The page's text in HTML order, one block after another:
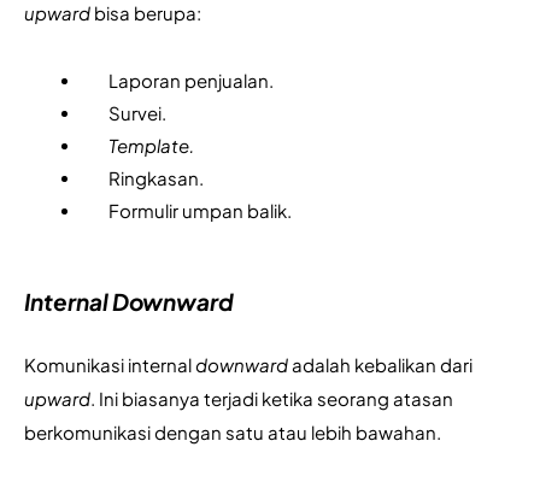
upward bisa berupa:
Laporan penjualan.
Survei.
Template.
Ringkasan.
Formulir umpan balik.
Internal Downward
Komunikasi internal downward
upward. Ini biasanya terjadi ketika seorang atasan
berkomunikasi dengan satu atau lebih bawahan.